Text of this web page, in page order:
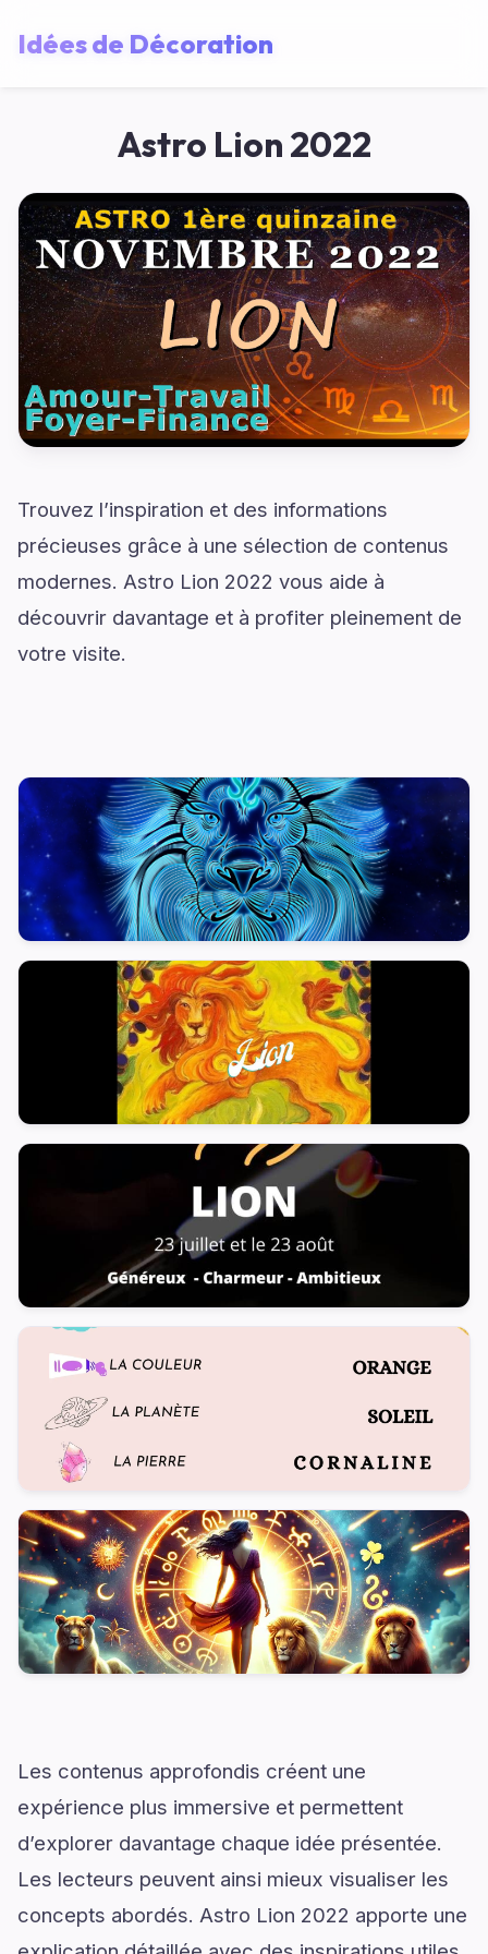
Idées de Décoration
Astro Lion 2022
Trouvez l’inspiration et des informations
précieuses grâce à une sélection de contenus
modernes. Astro Lion 2022 vous aide à
découvrir davantage et à profiter pleinement de
votre visite.
Les contenus approfondis créent une
expérience plus immersive et permettent
d’explorer davantage chaque idée présentée.
Les lecteurs peuvent ainsi mieux visualiser les
concepts abordés. Astro Lion 2022 apporte une